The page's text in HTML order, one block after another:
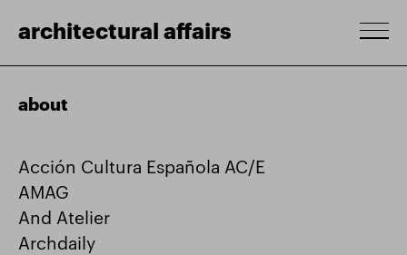
architectural affairs
about
Acción Cultura Española AC/E
AMAG
And Atelier
Archdaily